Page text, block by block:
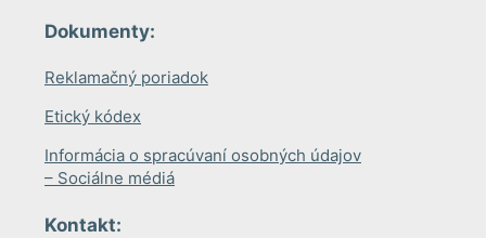
Dokumenty:
Reklamačný poriadok
Etický kódex
Informácia o spracúvaní osobných údajov
– Sociálne médiá
Kontakt: